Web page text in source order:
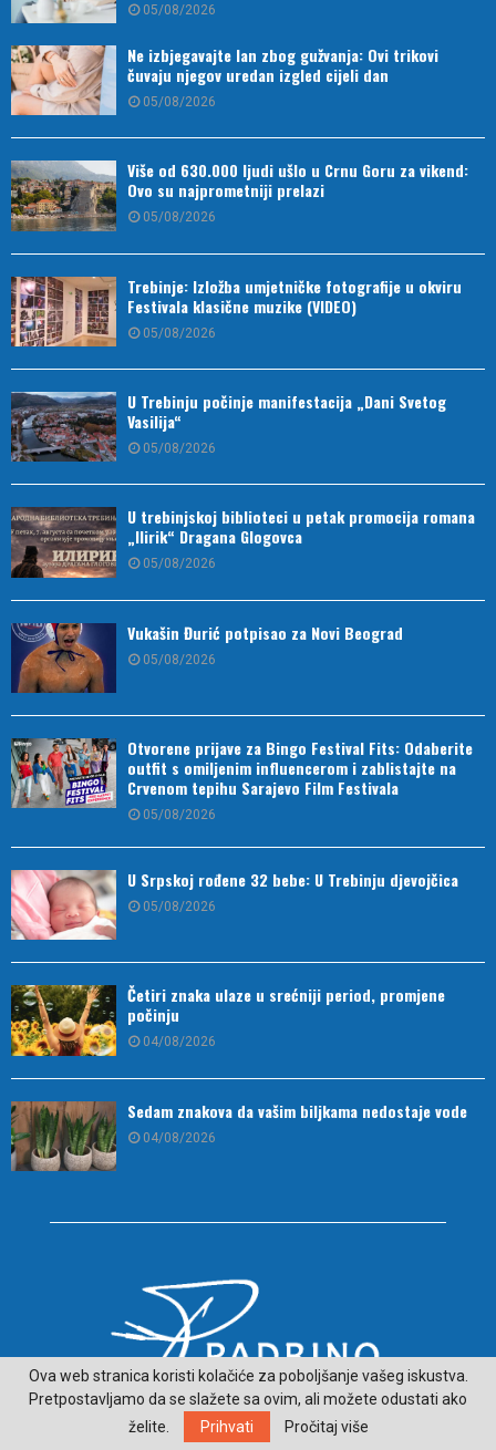
05/08/2026
Ne izbjegavajte lan zbog gužvanja: Ovi trikovi
čuvaju njegov uredan izgled cijeli dan
05/08/2026
Više od 630.000 ljudi ušlo u Crnu Goru za vikend:
Ovo su najprometniji prelazi
05/08/2026
Trebinje: Izložba umjetničke fotografije u okviru
Festivala klasične muzike (VIDEO)
05/08/2026
U Trebinju počinje manifestacija „Dani Svetog
Vasilija“
05/08/2026
U trebinjskoj biblioteci u petak promocija romana
„Ilirik“ Dragana Glogovca
05/08/2026
Vukašin Đurić potpisao za Novi Beograd
05/08/2026
Otvorene prijave za Bingo Festival Fits: Odaberite
outfit s omiljenim influencerom i zablistajte na
Crvenom tepihu Sarajevo Film Festivala
05/08/2026
U Srpskoj rođene 32 bebe: U Trebinju djevojčica
05/08/2026
Četiri znaka ulaze u srećniji period, promjene
počinju
04/08/2026
Sedam znakova da vašim biljkama nedostaje vode
04/08/2026
O NAMA
Ova web stranica koristi kolačiće za poboljšanje vašeg iskustva.
Pretpostavljamo da se slažete sa ovim, ali možete odustati ako
želite.
Prihvati Pročitaj više